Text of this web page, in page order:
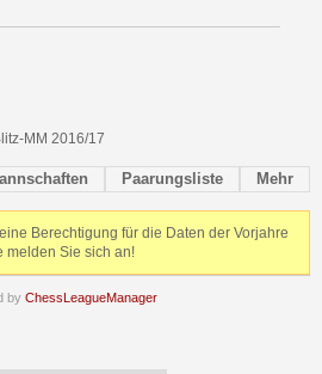
MM 2016/17
Paarungsliste Mehr
Berechtigung für die Daten der Vorjahre
melden Sie sich an!
by ChessLeagueManager